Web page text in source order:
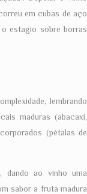
em cubas de aço
estagio sobre borras
lembrando
maduras (abacaxi,
(pétalas de
dando ao vinho uma
sabor a fruta madura